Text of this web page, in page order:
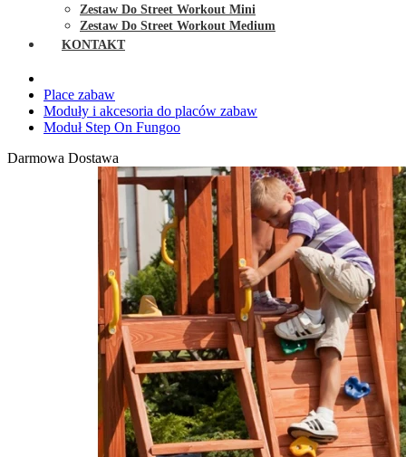
Zestaw Do Street Workout Mini
Zestaw Do Street Workout Medium
KONTAKT
Place zabaw
Moduły i akcesoria do placów zabaw
Moduł Step On Fungoo
Darmowa Dostawa